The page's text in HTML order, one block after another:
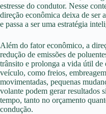
estresse do condutor. Nesse
direção econômica deixa de ser
e passa a ser uma estratégia
Além do fator econômico, a
redução de emissões de
trânsito e prolonga a vida útil de
veículo, como freios,
movimentadas, pequenas
volante podem gerar resultados
tempo, tanto no orçamento
condução.